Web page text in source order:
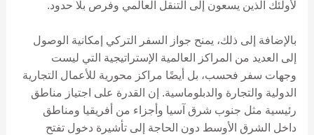
لأولئك الذين يسعون إلى التنقل العالمي وفرص بلا حدود.
بالإضافة إلى ذلك، يمنح جواز السفر التركي إمكانية الوصول
إلى العديد من المراكز العالمية الإستراتيجية التي ليست
وجهات سفر فحسب، بل أيضًا مراكز محورية للأعمال التجارية
الدولية والتجارة والدبلوماسية. إن القدرة على اجتياز مناطق
رئيسية مثل جنوب شرق آسيا وأجزاء من أفريقيا ومناطق
داخل الشرق الأوسط دون الحاجة إلى تأشيرة دخول تفتح